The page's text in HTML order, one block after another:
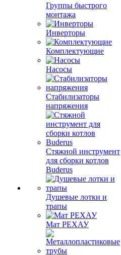
Группы быстрого
монтажа
Инверторы
Комплектующие
Насосы
Стабилизаторы
напряжения
Стяжной инструмент
для сборки котлов
Buderus
Душевые лотки и
трапы
Мат РЕХАУ